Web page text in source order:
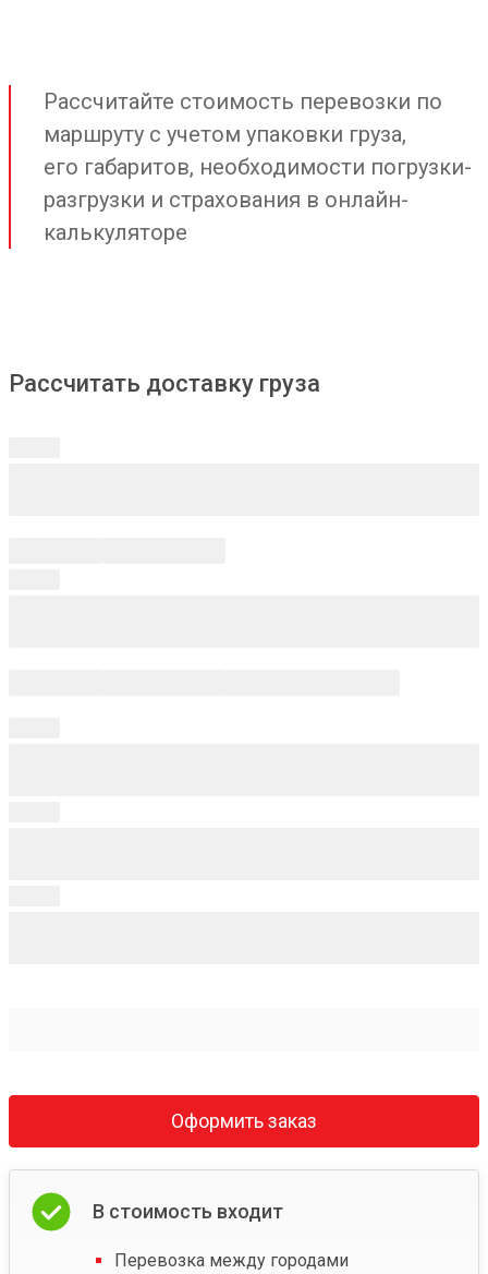
Рассчитайте стоимость перевозки по
маршруту с учетом упаковки груза,
его габаритов, необходимости погрузки-
разгрузки и страхования в онлайн-
калькуляторе
Рассчитать доставку груза
Оформить заказ
В стоимость входит
Перевозка между городами